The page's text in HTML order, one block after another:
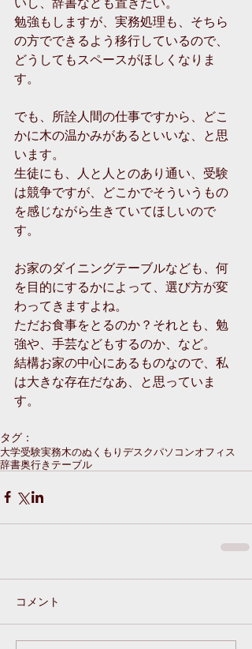
勉強もしますが、実務処理も、そちら
の方でできるよう移行しているので、
どうしてもスペースがほしくなりま
す。
でも、所詮人間の仕事ですから、どこ
かに木の温かみがあるといいな、と思
います。
生徒にも、人と人とのあり通い、受験
は競争ですが、どこかでそういうもの
を感じながら生きていてほしいので
す。
お家のダイニングテーブルなども、何
を目的にするかによって、選び方が変
わってきますよね。
ただお食事をとるのか？それとも、勉
強や、手芸などもするのか、など。
結構お家の中心にあるものなので、私
は大きな存在だなあ、と思っていま
す。
タグ：
大学受験実務木のぬくもりデスクパソコンオフィス
辞書奥行き テーブル
コメント